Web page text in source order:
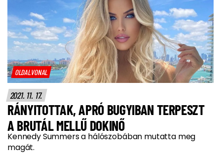
OLDALVONAL
2021. 11. 17.
RÁNYITOTTAK, APRÓ BUGYIBAN TERPESZT
A BRUTÁL MELLŰ DOKINŐ
Kennedy Summers a hálószobában mutatta meg
magát.